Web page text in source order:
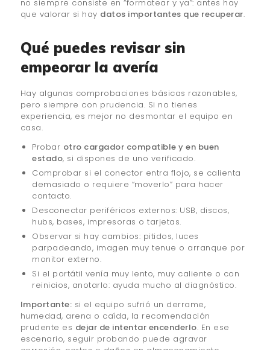
no siempre consiste en “formatear y ya”: antes hay
que valorar si hay datos importantes que recuperar.
Qué puedes revisar sin
empeorar la avería
Hay algunas comprobaciones básicas razonables,
pero siempre con prudencia. Si no tienes
experiencia, es mejor no desmontar el equipo en
casa.
Probar otro cargador compatible y en buen
estado, si dispones de uno verificado.
Comprobar si el conector entra flojo, se calienta
demasiado o requiere “moverlo” para hacer
contacto.
Desconectar periféricos externos: USB, discos,
hubs, bases, impresoras o tarjetas.
Observar si hay cambios: pitidos, luces
parpadeando, imagen muy tenue o arranque por
monitor externo.
Si el portátil venía muy lento, muy caliente o con
reinicios, anotarlo: ayuda mucho al diagnóstico.
Importante: si el equipo sufrió un derrame,
humedad, arena o caída, la recomendación
prudente es dejar de intentar encenderlo. En ese
escenario, seguir probando puede agravar